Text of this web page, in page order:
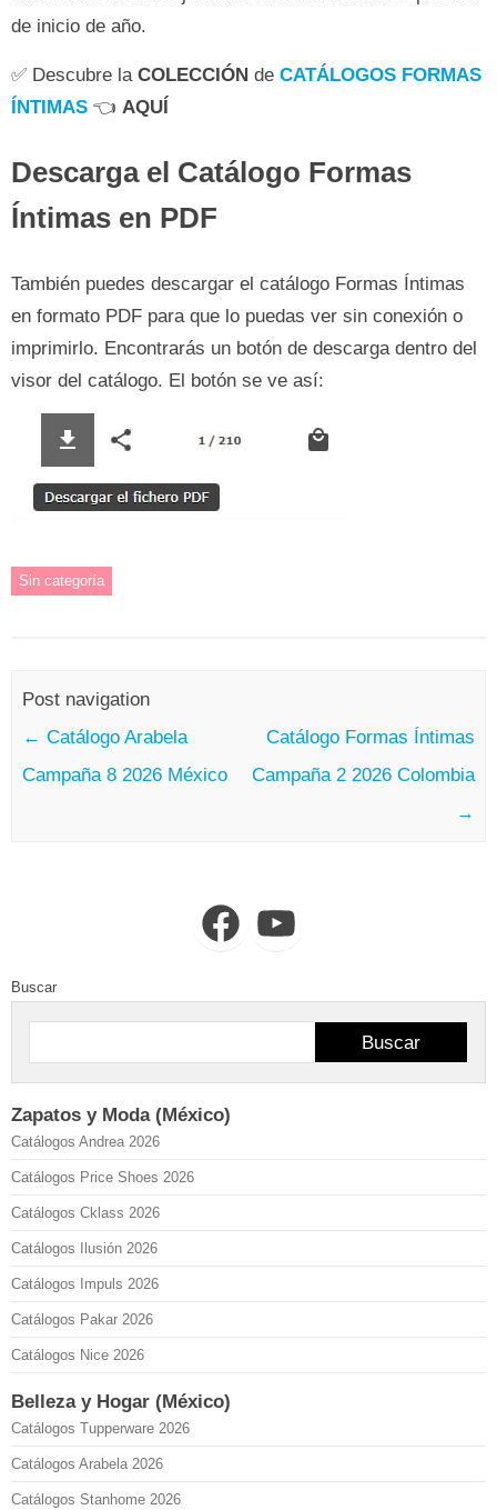
de inicio de año.
✅ Descubre la COLECCIÓN de CATÁLOGOS FORMAS
ÍNTIMAS 👈 AQUÍ
Descarga el Catálogo Formas
Íntimas en PDF
También puedes descargar el catálogo Formas Íntimas
en formato PDF para que lo puedas ver sin conexión o
imprimirlo. Encontrarás un botón de descarga dentro del
visor del catálogo. El botón se ve así:
Sin categoría
Post navigation
← Catálogo Arabela
Campaña 8 2026 México
Catálogo Formas Íntimas
Campaña 2 2026 Colombia
→
FacebookYouTube
Buscar
Buscar
Zapatos y Moda (México)
Catálogos Andrea 2026
Catálogos Price Shoes 2026
Catálogos Cklass 2026
Catálogos Ilusión 2026
Catálogos Impuls 2026
Catálogos Pakar 2026
Catálogos Nice 2026
Belleza y Hogar (México)
Catálogos Tupperware 2026
Catálogos Arabela 2026
Catálogos Stanhome 2026